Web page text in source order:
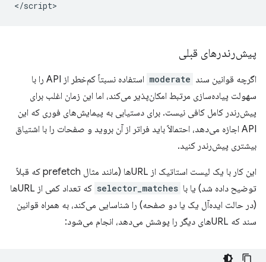
پیش‌رندرهای قبلی
اگرچه قوانین سند moderate
استفاده نسبتاً کم‌خطر از API را با
سهولت پیاده‌سازی مرتبط امکان‌پذیر می‌کند، اما این زمان اغلب برای
پیش‌رندر کامل کافی نیست. برای دستیابی به پیمایش‌های فوری که این
API اجازه می‌دهد، احتمالاً باید فراتر از آن بروید و صفحات را با اشتیاق
بیشتری پیش‌رندر کنید.
این کار با یک لیست استاتیک از URLها (مانند مثال prefetch که قبلاً
توضیح داده شد) یا با selector_matches
که تعداد کمی از URLها
(در حالت ایده‌آل یک یا دو صفحه) را شناسایی می‌کند، به همراه قوانین
سند که URLهای دیگر را پوشش می‌دهد، انجام می‌شود: